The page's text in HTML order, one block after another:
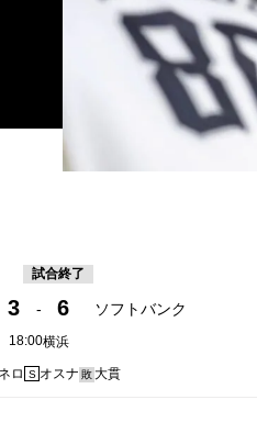
試合終了
3 - 6 ソフトバンク
18:00横浜
ロ S オスナ 敗大貫